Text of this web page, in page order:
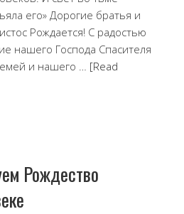
его» Дорогие братья и
Рождается! С радостью
нашего Господа Спасителя
и нашего … [Read
Рождество